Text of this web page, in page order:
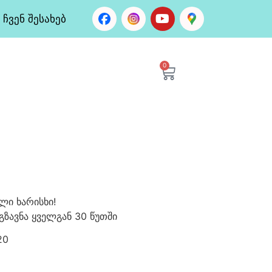
ჩვენ შესახებ
0
ხარისხი!
ყველგან 30 წუთში